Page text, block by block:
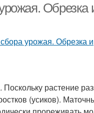
Обрезка
растение
(усиков).